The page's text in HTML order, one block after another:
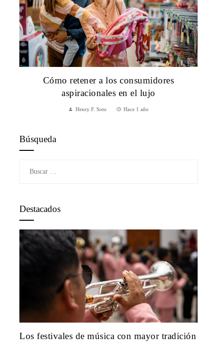
Cómo retener a los consumidores
aspiracionales en el lujo
Henry F. Soto Hace 1 año
Búsqueda
Destacados
Los festivales de música con mayor tradición